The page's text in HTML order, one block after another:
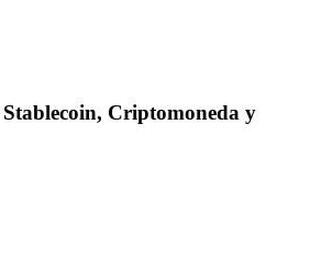
Criptomoneda y